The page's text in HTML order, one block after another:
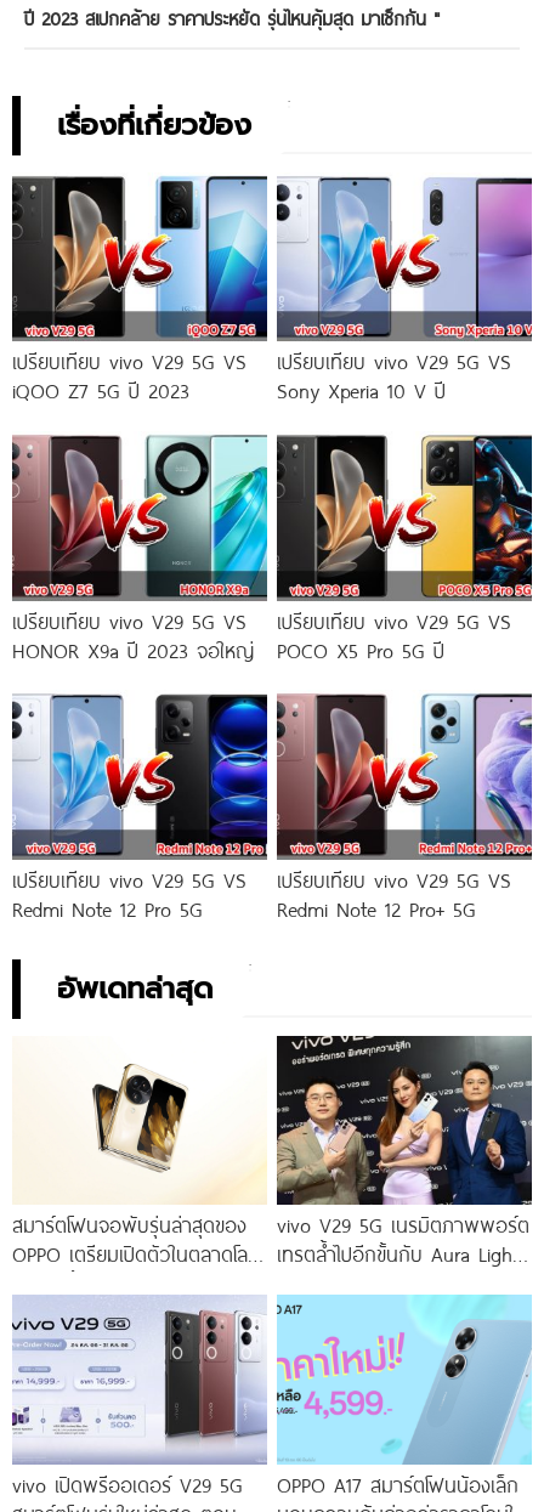
ปี 2023 สเปกคล้าย ราคาประหยัด รุ่นไหนคุ้มสุด มาเช็กกัน "
เรื่องที่เกี่ยวข้อง
เปรียบเทียบ vivo V29 5G VS
iQOO Z7 5G ปี 2023
เปรียบเทียบ vivo V29 5G VS
Sony Xperia 10 V ปี
เปรียบเทียบ vivo V29 5G VS
HONOR X9a ปี 2023 จอใหญ่
เปรียบเทียบ vivo V29 5G VS
POCO X5 Pro 5G ปี
เปรียบเทียบ vivo V29 5G VS
Redmi Note 12 Pro 5G
เปรียบเทียบ vivo V29 5G VS
Redmi Note 12 Pro+ 5G
อัพเดทล่าสุด
สมาร์ตโฟนจอพับรุ่นล่าสุดของ
OPPO เตรียมเปิดตัวในตลาดโลก
vivo V29 5G เนรมิตภาพพอร์ต
เทรตล้ำไปอีกขั้นกับ Aura Light
โดดเด่นด้วยสุนทรียศาสตร์แห่ง
vivo เปิดพรีออเดอร์ V29 5G
OPPO A17 สมาร์ตโฟนน้องเล็ก